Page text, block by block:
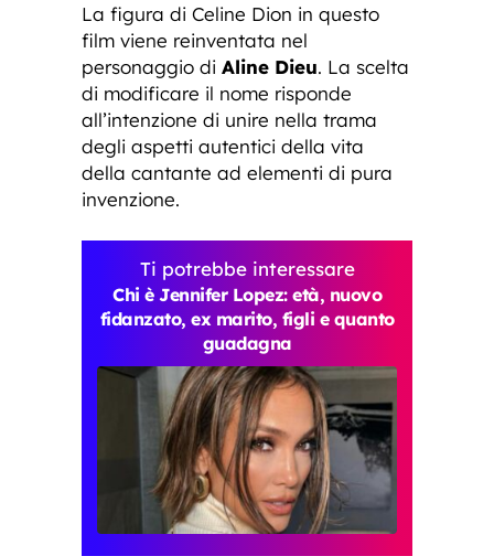
La figura di Celine Dion in questo
film viene reinventata nel
personaggio di Aline Dieu. La scelta
di modificare il nome risponde
all’intenzione di unire nella trama
degli aspetti autentici della vita
della cantante ad elementi di pura
invenzione.
Ti potrebbe interessare
Chi è Jennifer Lopez: età, nuovo
fidanzato, ex marito, figli e quanto
guadagna